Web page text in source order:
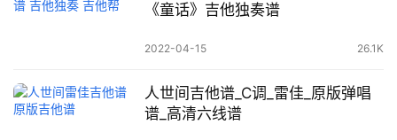
《童话》吉他独奏谱
2022-04-15 26.1K
人世间吉他谱_C调_雷佳_原版弹唱
谱_高清六线谱